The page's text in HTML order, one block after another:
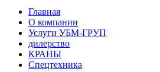
Главная
О компании
Услуги УБМ-ГРУП
дилерство
КРАНЫ
Спецтехника